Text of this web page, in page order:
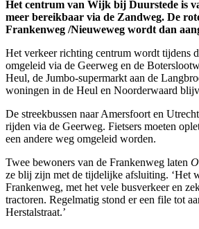
Het centrum van Wijk bij Duurstede is
meer bereikbaar via de Zandweg. De
Frankenweg /Nieuweweg wordt dan
Het verkeer richting centrum wordt tijdens
omgeleid via de Geerweg en de
Heul, de Jumbo-supermarkt aan de
woningen in de Heul en Noorderwaard
De streekbussen naar Amersfoort en
rijden via de Geerweg. Fietsers moeten
een andere weg omgeleid worden.
Twee bewoners van de Frankenweg laten
ze blij zijn met de tijdelijke afsluiting. ‘Het
Frankenweg, met het vele busverkeer en
tractoren. Regelmatig stond er een file tot
Herstalstraat.’